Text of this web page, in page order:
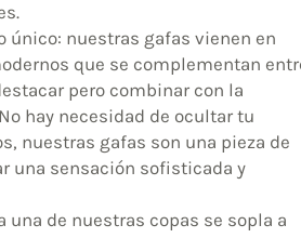
único: nuestras gafas vienen en
que se complementan
pero combinar con la
hay necesidad de ocultar tu
nuestras gafas son una pieza de
una sensación sofisticada y
una de nuestras copas se sopla a